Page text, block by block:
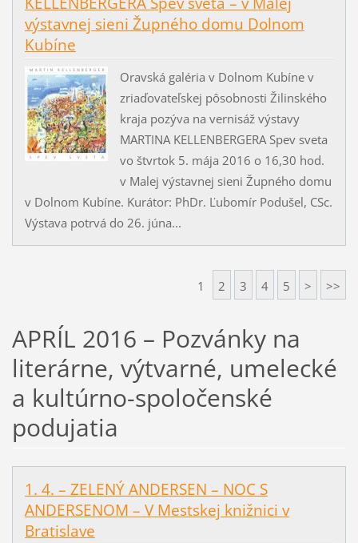
výstavnej sieni Župného domu Dolnom
Kubíne
Oravská galéria v Dolnom Kubíne v
zriaďovateľskej pôsobnosti Žilinského
kraja pozýva na vernisáž výstavy
MARTINA KELLENBERGERA Spev sveta
vo štvrtok 5. mája 2016 o 16,30 hod.
v Malej výstavnej sieni Župného domu
v Dolnom Kubíne. Kurátor: PhDr. Ľubomír Podušel, CSc.
Výstava potrvá do 26. júna...
1 2 3 4 5 > >>
APRÍL 2016 – Pozvánky na
literárne, výtvarné, umelecké
a kultúrno-spoločenské
podujatia
1. 4. – ZELENÝ ANDERSEN – NOC S
ANDERSENOM – V Mestskej knižnici v
Bratislave